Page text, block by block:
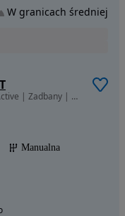
1560 cm3 • 92 KM • Peugeot 208 1.6 e-HDi Active | Zadbany | Bezwypadkowy | Sprawny
Manualna
W granicach średniej